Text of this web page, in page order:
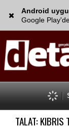
Android
Google
TALAT: KIBRIS